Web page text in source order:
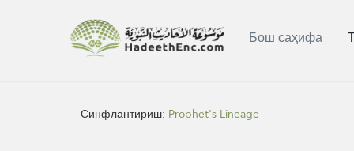
Бош саҳифа
Синфлантириш: Prophet's Lineage